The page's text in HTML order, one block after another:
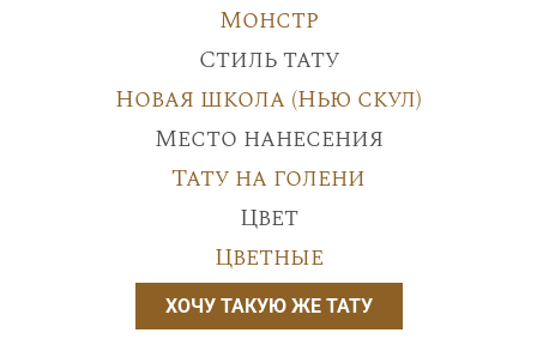
Монстр
Стиль тату
Новая школа (Нью скул)
Место нанесения
Тату на голени
Цвет
Цветные
ХОЧУ ТАКУЮ ЖЕ ТАТУ